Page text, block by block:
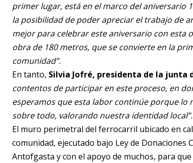
primer lugar, está en el marco del aniversario
la posibilidad de poder apreciar el trabajo de
mejor para celebrar este aniversario con esta
obra de 180 metros, que se convierte en la
comunidad”.
En tanto, Silvia Jofré, presidenta de la junta
contentos de participar en este proceso, en
esperamos que esta labor continúe porque lo
sobre todo, valorando nuestra identidad local”.
El muro perimetral del ferrocarril ubicado en
comunidad, ejecutado bajo Ley de
Antofgasta y con el apoyo de muchos, para